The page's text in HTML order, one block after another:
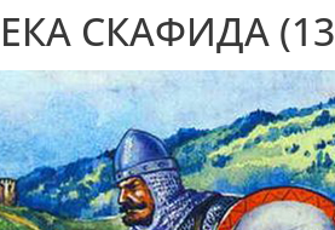
СКАФИДА